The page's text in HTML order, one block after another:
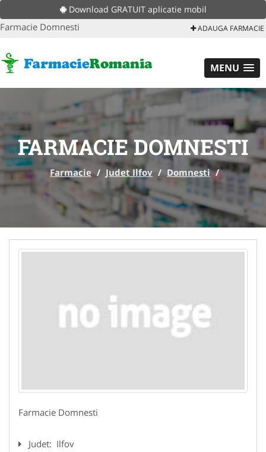
Download GRATUIT aplicatie mobil
Farmacie Domnesti ADAUGA FARMACIE
MENU
FARMACIE DOMNESTI
Farmacie / Judet Ilfov / Domnesti /
Farmacie Domnesti
Judet: Ilfov